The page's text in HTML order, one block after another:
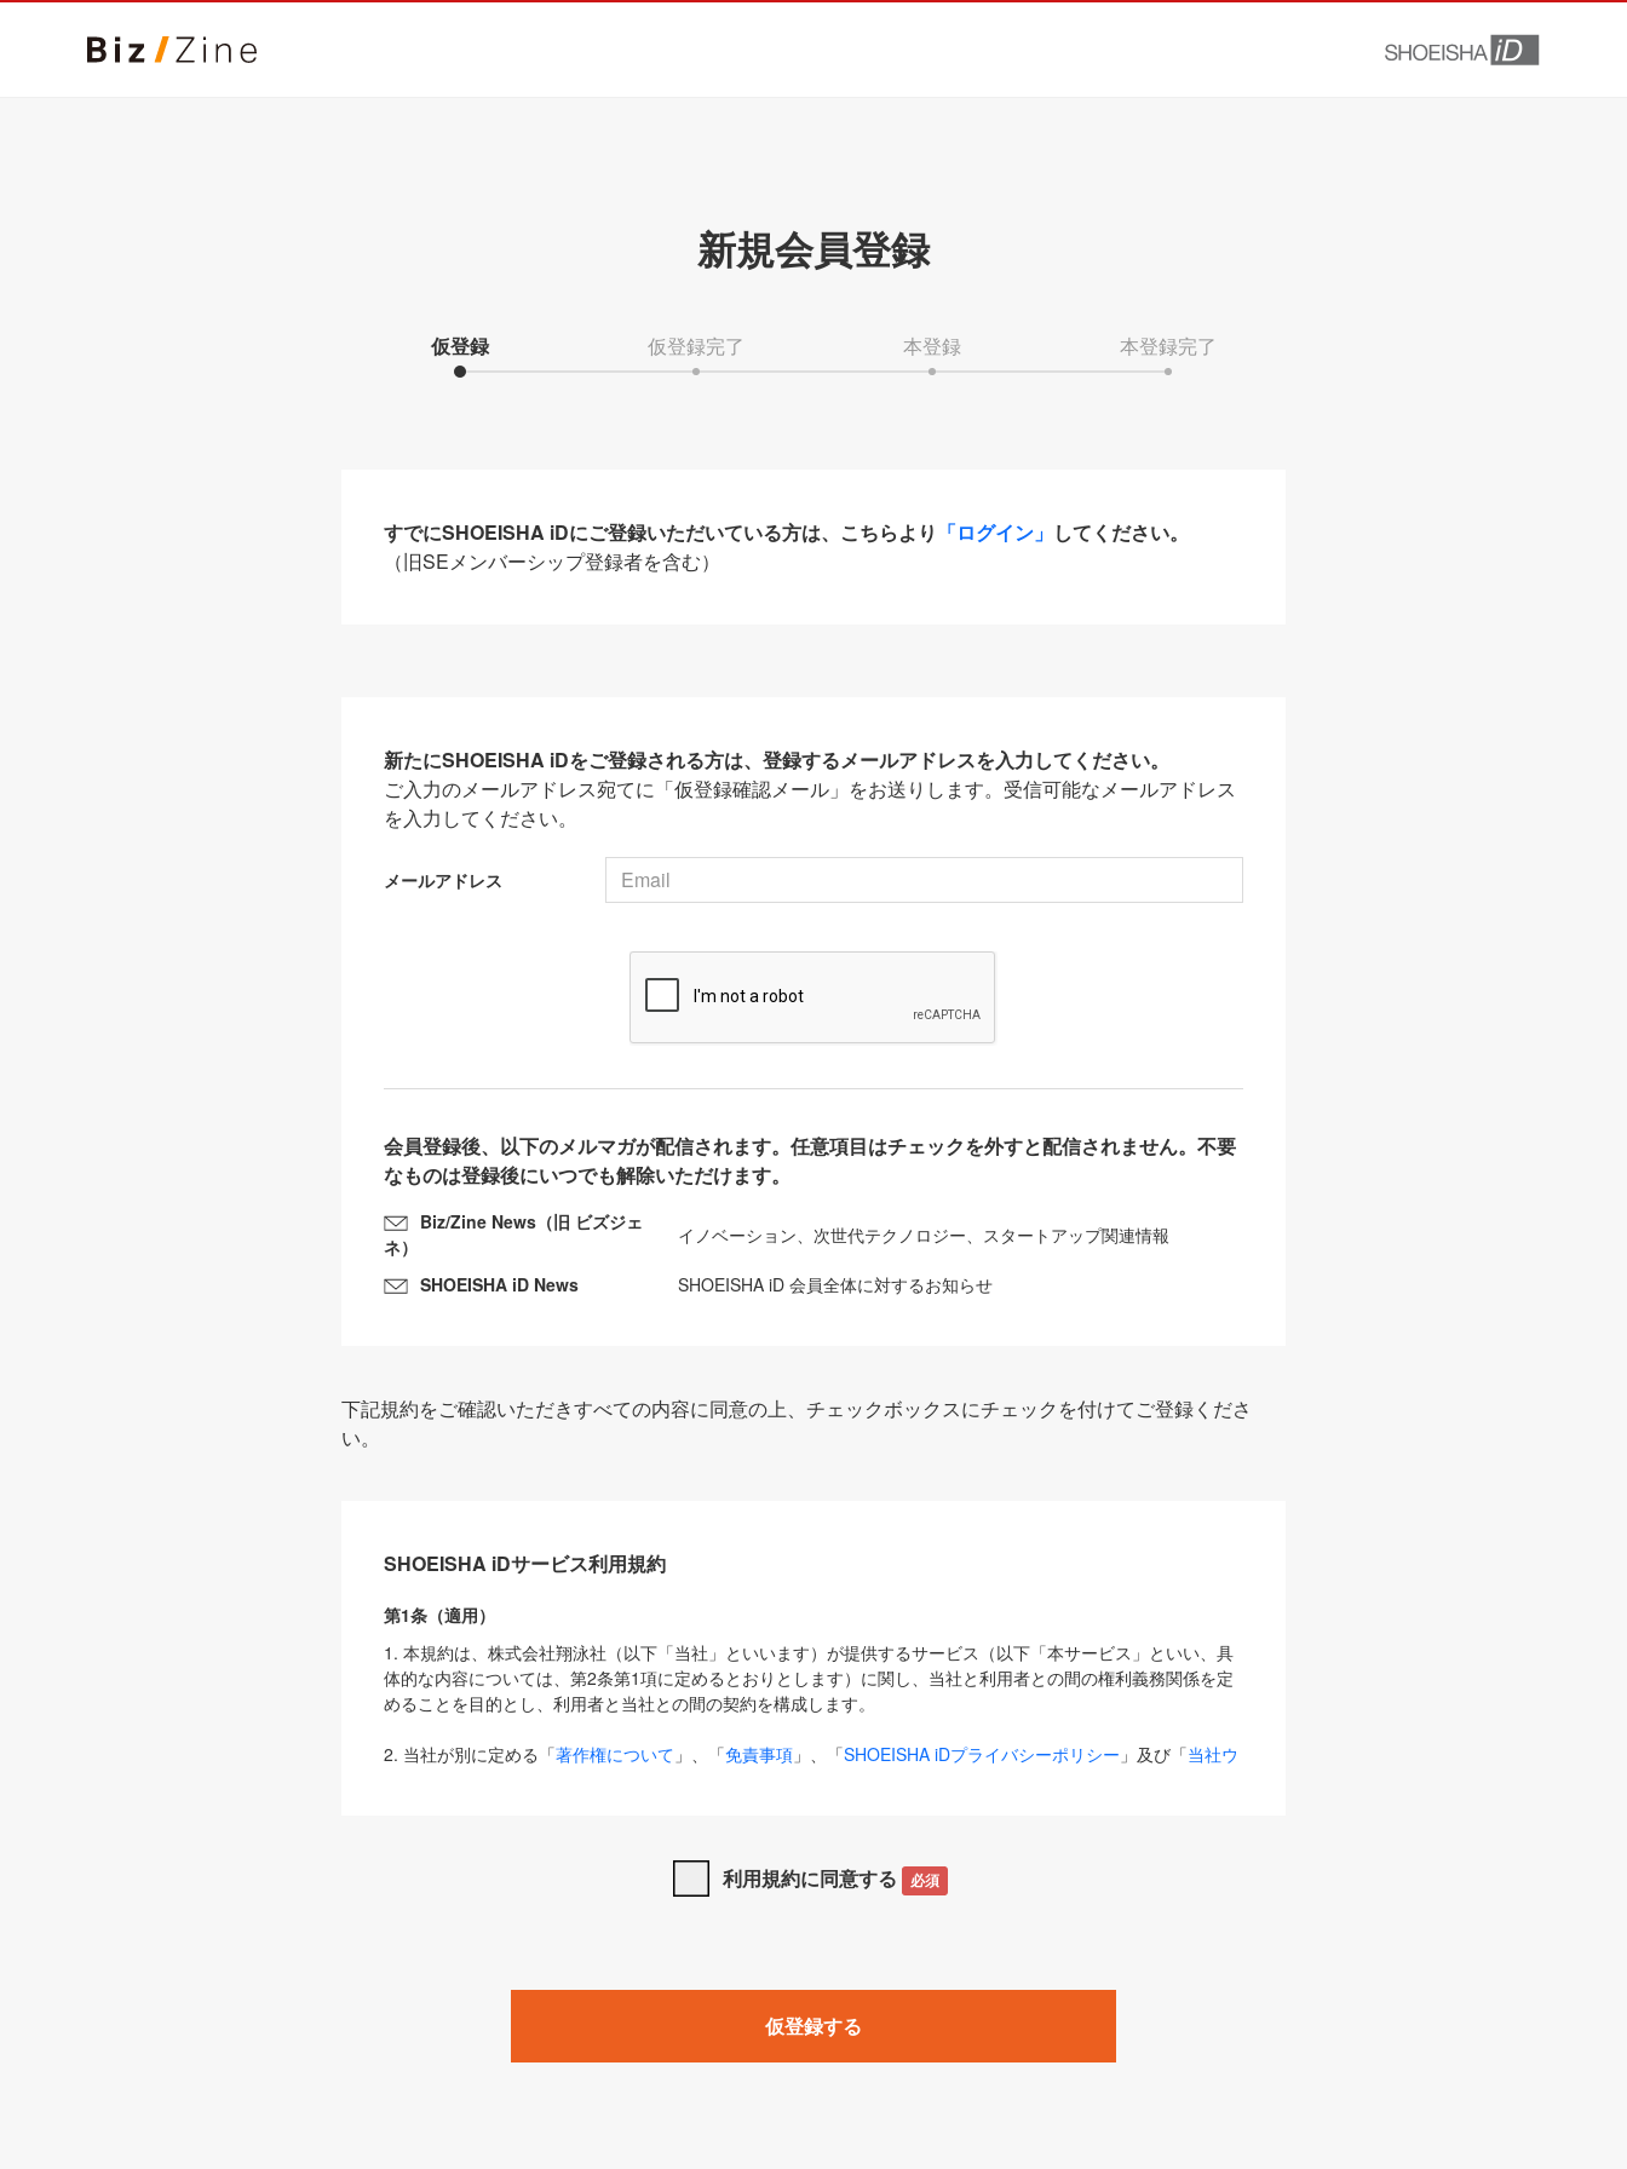
新規会員登録
仮登録 仮登録完了 本登録 本登録完了
すでにSHOEISHA iDにご登録いただいている方は、こちらより 「ログイン」 してください。
（旧SEメンバーシップ登録者を含む）
新たにSHOEISHA iDをご登録される方は、登録するメールアドレスを入力してください。
ご入力のメールアドレス宛てに「仮登録確認メール」をお送りします。受信可能なメールアドレス
を入力してください。
メールアドレス
会員登録後、以下のメルマガが配信されます。任意項目はチェックを外すと配信されません。不要
なものは登録後にいつでも解除いただけます。
Biz/Zine News（旧 ビズジェ
ネ）
イノベーション、次世代テクノロジー、スタートアップ関連情報
SHOEISHA iD News SHOEISHA iD 会員全体に対するお知らせ
下記規約をご確認いただきすべての内容に同意の上、チェックボックスにチェックを付けてご登録くださ
い。
SHOEISHA iDサービス利用規約
第1条（適用）
1. 本規約は、株式会社翔泳社（以下「当社」といいます）が提供するサービス（以下「本サービス」といい、具
体的な内容については、第2条第1項に定めるとおりとします）に関し、当社と利用者との間の権利義務関係を定
めることを目的とし、利用者と当社との間の契約を構成します。
2. 当社が別に定める「著作権について 」、「免責事項 」、「SHOEISHA iDプライバシーポリシー 」及び「当社ウ
は、本規約の規定が優先して適用されるものとします。
1. 「本サービス」とは、当社が提供する以下のサービス（名称や内容が変更された場合、変更後のサービスを含
みます）及びこれらサービスに関連して当社が実施するイベントやキャンペーンをいいます。
「SEBook」「SEShop」「CodeZine」「MarkeZine」「EnterpriseZine」「ECzine」「Biz/Zine」「HRzine」
利用規約に同意する 必須
仮登録する